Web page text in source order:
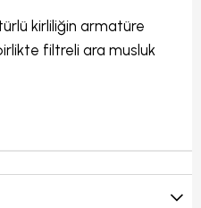
kirliliğin armatüre
filtreli ara musluk